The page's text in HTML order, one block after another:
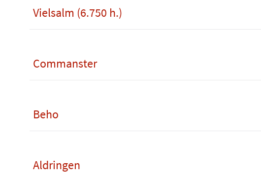
Vielsalm (6.750 h.)
Commanster
Beho
Aldringen